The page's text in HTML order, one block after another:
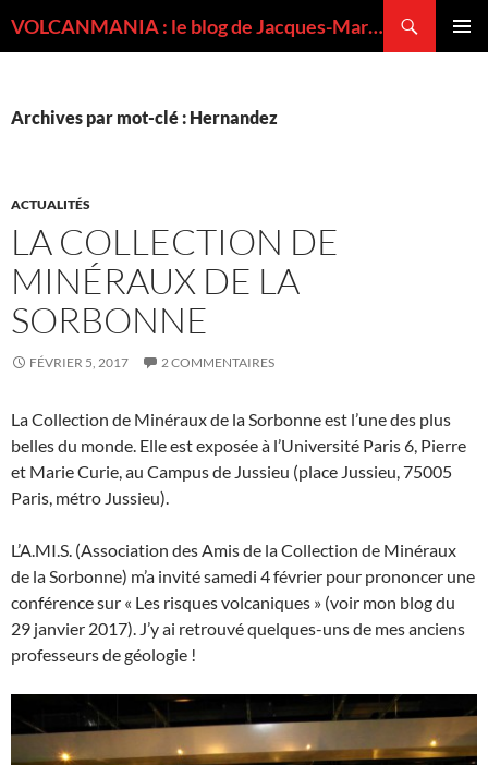
VOLCANMANIA : le blog de Jacques-Marie BARDINTZEFF, volcanologue
Archives par mot-clé : Hernandez
ACTUALITÉS
LA COLLECTION DE
MINÉRAUX DE LA
SORBONNE
FÉVRIER 5, 2017 2 COMMENTAIRES
La Collection de Minéraux de la Sorbonne est l’une des plus
belles du monde. Elle est exposée à l’Université Paris 6, Pierre
et Marie Curie, au Campus de Jussieu (place Jussieu, 75005
Paris, métro Jussieu).
L’A.MI.S. (Association des Amis de la Collection de Minéraux
de la Sorbonne) m’a invité samedi 4 février pour prononcer une
conférence sur « Les risques volcaniques » (voir mon blog du
29 janvier 2017). J’y ai retrouvé quelques-uns de mes anciens
professeurs de géologie !